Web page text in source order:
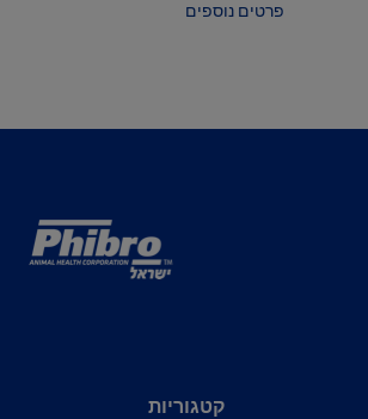
פרטים נוספים
קטגוריות